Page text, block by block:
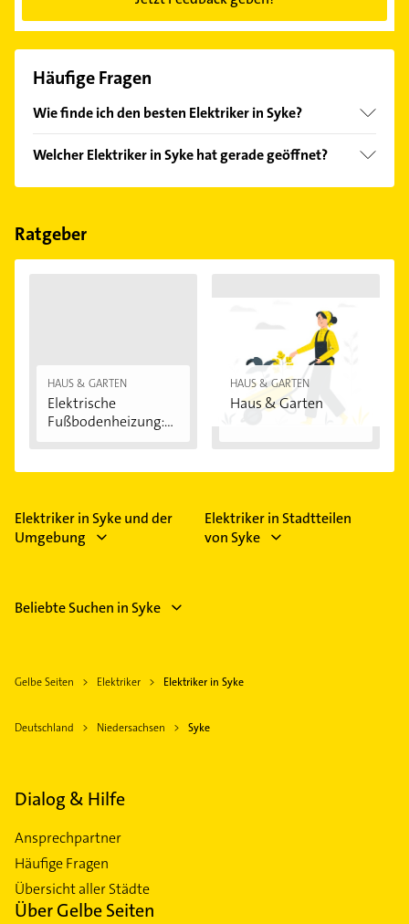
Häufige Fragen
Wie finde ich den besten Elektriker in Syke?
Kundenmeinungen und profitieren Sie von den
Empfehlungen. Die Suchergebnisse können Sie sich
Welcher Elektriker in Syke hat gerade geöffnet?
Im Anbieter-Bereich finden Sie alleÖffnungszeiten.
Feiertagen abweichen können.
Ratgeber
HAUS & GARTEN
Elektrische
Fußbodenheizung:
HAUS & GARTEN
Haus & Garten
Elektriker in Syke und der
Umgebung
Elektriker in Stadtteilen
von Syke
Beliebte Suchen in Syke
Gelbe Seiten Elektriker Elektriker in Syke
Deutschland Niedersachsen Syke
Dialog & Hilfe
Ansprechpartner
Häufige Fragen
Übersicht aller Städte
Über Gelbe Seiten